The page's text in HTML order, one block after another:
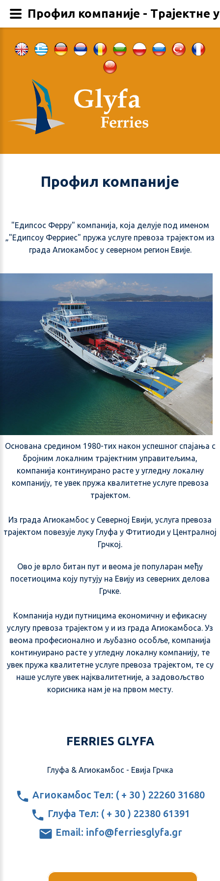
Профил компаније
"Едипсос Феррy" компанија, која делује под именом
„"Едипсоу Ферриес" пружа услуге превоза трајектом из
града Агиокамбос у северном регион Евије.
Основана средином 1980-тих након успешног спајања с
бројним локалним трајектним управитељима,
компанија континуирано расте у угледну локалну
компанију, те увек пружа квалитетне услуге превоза
трајектом.
Из града Агиокамбос у Северној Евији, услуга превоза
трајектом повезује луку Глyфа у Фтитиоди у Централној
Грчкој.
Ово је врло битан пут и веома је популаран међу
посетиоцима коју путују на Евију из северних делова
Грчке.
Компанија нуди путницима економичну и ефикасну
услугу превоза трајектом у и из града Агиокамбоса. Уз
веома професионално и љубазно особље, компанија
континуирано расте у угледну локалну компанију, те
увек пружа квалитетне услуге превоза трајектом, те су
наше услуге увек најквалитетније, а задовољство
корисника нам је на првом месту.
FERRIES GLYFA
Глyфа & Агиокамбос - Евија Грчка
Агиокамбос Тел: ( + 30 ) 22260 31680
Глyфа Тел: ( + 30 ) 22380 61391
Email: info@ferriesglyfa.gr
Профил компаније - Трајектне